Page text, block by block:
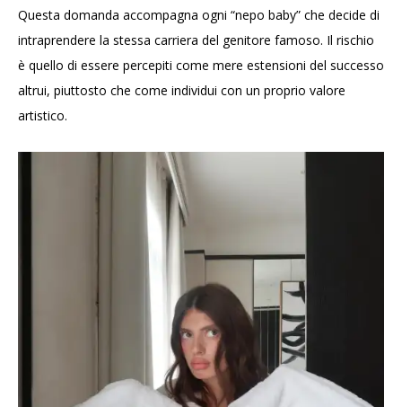
Questa domanda accompagna ogni “nepo baby” che decide di
intraprendere la stessa carriera del genitore famoso. Il rischio
è quello di essere percepiti come mere estensioni del successo
altrui, piuttosto che come individui con un proprio valore
artistico.